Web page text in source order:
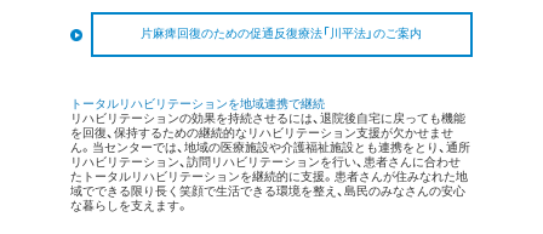
片麻痺回復のための促通反復療法「川平法」のご案内
トータルリハビリテーションを地域連携で継続
リハビリテーションの効果を持続させるには、退院後自宅に戻っても機能
を回復、保持するための継続的なリハビリテーション支援が欠かせませ
ん。当センターでは、地域の医療施設や介護福祉施設とも連携をとり、通所
リハビリテーション、訪問リハビリテーションを行い、患者さんに合わせ
たトータルリハビリテーションを継続的に支援。患者さんが住みなれた地
域でできる限り長く笑顔で生活できる環境を整え、島民のみなさんの安心
な暮らしを支えます。